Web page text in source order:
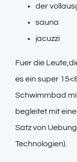
der
sauna
jacuzzi
Fuer die
es ein super
Schwimmbad
begleitet mit
Satz von
Technologien).